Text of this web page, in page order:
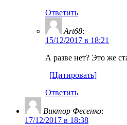
Ответить
Art68:
15/12/2017 в 18:21
А разве нет? Это же
[Цитировать]
Ответить
Виктор Фесенко:
17/12/2017 в 18:38